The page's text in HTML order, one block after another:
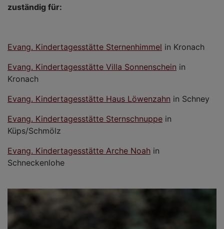
zuständig für:
Evang. Kindertagesstätte Sternenhimmel in Kronach
Evang. Kindertagesstätte Villa Sonnenschein in
Kronach
Evang. Kindertagesstätte Haus Löwenzahn in Schney
Evang. Kindertagesstätte Sternschnuppe in
Küps/Schmölz
Evang. Kindertagesstätte Arche Noah in
Schneckenlohe